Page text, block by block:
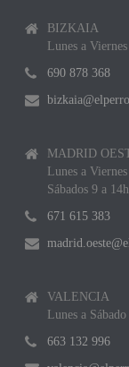
BIZKAIA
Lunes a
690 878 368
MADRID
Lunes a
Sábados 9 a 14h
671 615 383
VALENCIA
Lunes a
663 132 996